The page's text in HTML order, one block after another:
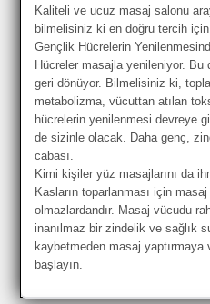
Kaliteli ve ucuz masaj salonu
bilmelisiniz ki en doğru tercih
Gençlik Hücrelerin
Hücreler masajla yenileniyor.
geri dönüyor. Bilmelisiniz ki,
metabolizma, vücuttan atılan
hücrelerin yenilenmesi devreye
de sizinle olacak. Daha genç,
cabası.
Kimi kişiler yüz masajlarını da
Kasların toparlanması için
olmazlardandır. Masaj vücudu
inanılmaz bir zindelik ve sağlık
kaybetmeden masaj yaptırmaya
başlayın.